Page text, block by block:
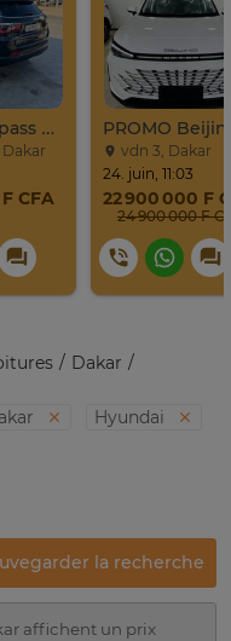
Jeep Compass SUV Noir Essence Automatique
CFA
vdn 3, Dakar
24. juin, 11:03
22 900 000 F
Dakar
Hyundai
la recherche
affichent un prix